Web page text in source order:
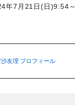
年7月21日(日)9:54～
友理 プロフィール